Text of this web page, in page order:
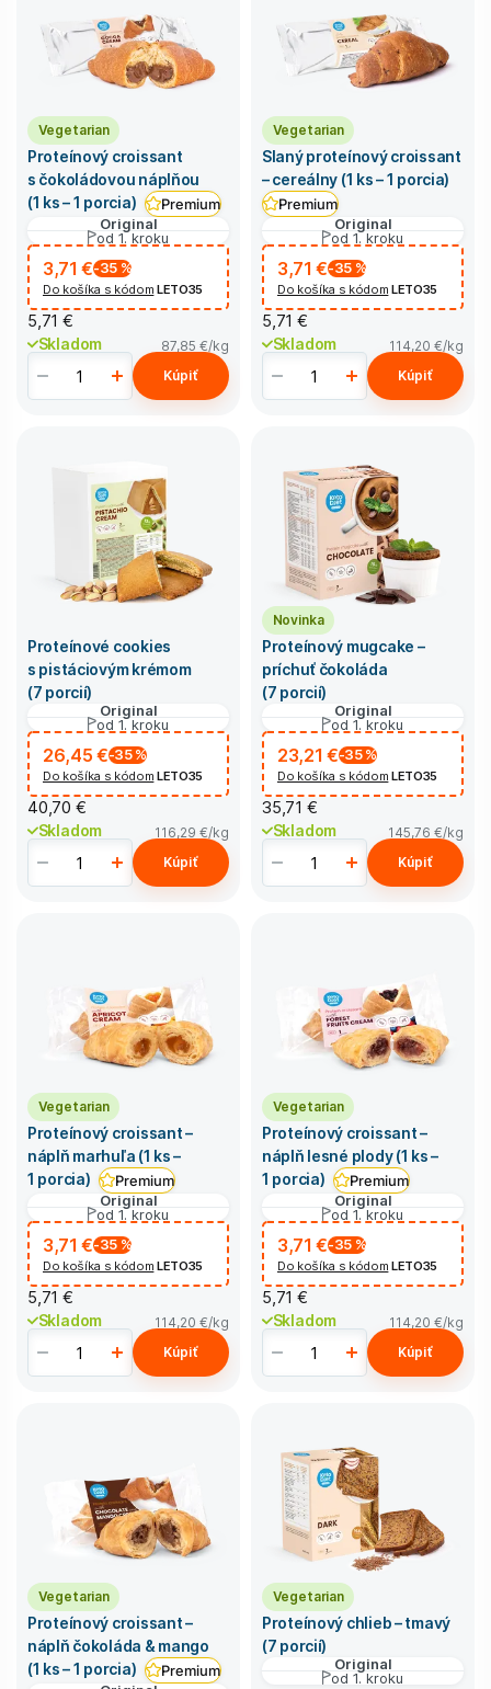
Vegetarian
Proteínový croissant
s čokoládovou náplňou
(1 ks – 1 porcia)
Premium
Original
od 1. kroku
3,71 €-35 %
Do košíka s kódom LETO35
5,71 €
Skladom 87,85 €/kg
Kúpiť
Vegetarian
Slaný proteínový croissant
– cereálny (1 ks – 1 porcia)
Premium
Original
od 1. kroku
3,71 €-35 %
Do košíka s kódom LETO35
5,71 €
Skladom 114,20 €/kg
Kúpiť
Proteínové cookies
s pistáciovým krémom
(7 porcií)
Original
od 1. kroku
26,45 €-35%
Do košíka s kódom LETO35
40,70 €
Skladom 116,29 €/kg
Kúpiť
Novinka
Proteínový mugcake –
príchuť čokoláda
(7 porcií)
Original
od 1. kroku
23,21 €-35%
Do košíka s kódom LETO35
35,71 €
Skladom 145,76 €/kg
Kúpiť
Vegetarian
Proteínový croissant –
náplň marhuľa (1 ks –
1 porcia)
Premium
Original
od 1. kroku
3,71 €-35 %
Do košíka s kódom LETO35
5,71 €
Skladom 114,20 €/kg
Kúpiť
Vegetarian
Proteínový croissant –
náplň lesné plody (1 ks –
1 porcia)
Premium
Original
od 1. kroku
3,71 €-35 %
Do košíka s kódom LETO35
5,71 €
Skladom 114,20 €/kg
Kúpiť
Vegetarian
Proteínový croissant –
náplň čokoláda & mango
(1 ks – 1 porcia)
Premium
Vegetarian
Proteínový chlieb – tmavý
(7 porcií)
Original
od 1. kroku